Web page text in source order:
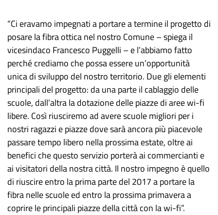
“Ci eravamo impegnati a portare a termine il progetto di
posare la fibra ottica nel nostro Comune – spiega il
vicesindaco Francesco Puggelli – e l’abbiamo fatto
perché crediamo che possa essere un’opportunità
unica di sviluppo del nostro territorio. Due gli elementi
principali del progetto: da una parte il cablaggio delle
scuole, dall’altra la dotazione delle piazze di aree wi-fi
libere. Così riusciremo ad avere scuole migliori per i
nostri ragazzi e piazze dove sarà ancora più piacevole
passare tempo libero nella prossima estate, oltre ai
benefici che questo servizio porterà ai commercianti e
ai visitatori della nostra città. Il nostro impegno è quello
di riuscire entro la prima parte del 2017 a portare la
fibra nelle scuole ed entro la prossima primavera a
coprire le principali piazze della città con la wi-fi”.